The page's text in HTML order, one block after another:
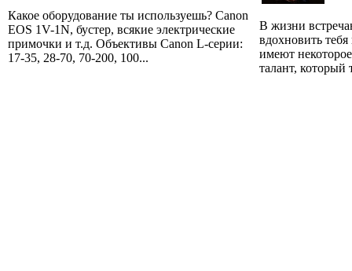
Какое оборудование ты используешь? Canon
EOS 1V-1N, бустер, всякие электрические
примочки и т.д. Объективы Canon L-серии:
17-35, 28-70, 70-200, 100...
В жизни
вдохновить
имеют
талант, который